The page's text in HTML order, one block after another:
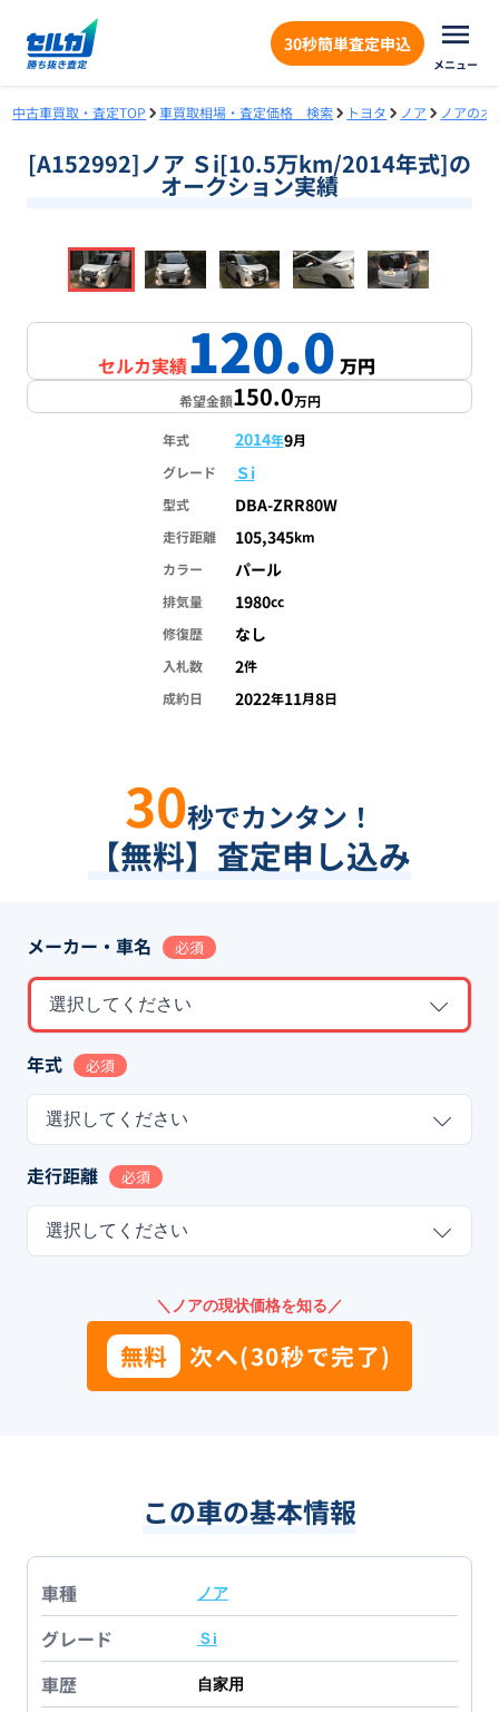
30秒簡単査定申込
メニュー
中古車買取・査定TOP 車買取相場・査定価格 検索 トヨタ ノア ノアの
[A152992]ノア Ｓi[10.5万km/2014年式]の
オークション実績
1/18
セルカ実績120.0万円
希望金額150.0万円
年式 2014年9月
グレード
Ｓi
型式 DBA-ZRR80W
走行距離 105,345km
カラー
パール
排気量 1980cc
修復歴
なし
入札数 2件
成約日
2022年11月8日
30秒でカンタン！
【無料】査定申し込み
メーカー・車名 必須
選択してください
年式 必須
選択してください
走行距離 必須
選択してください
＼ノアの現状価格を知る／
無料 次へ(30秒で完了)
この車の基本情報
車種 ノア
グレード Ｓi
車歴 自家用